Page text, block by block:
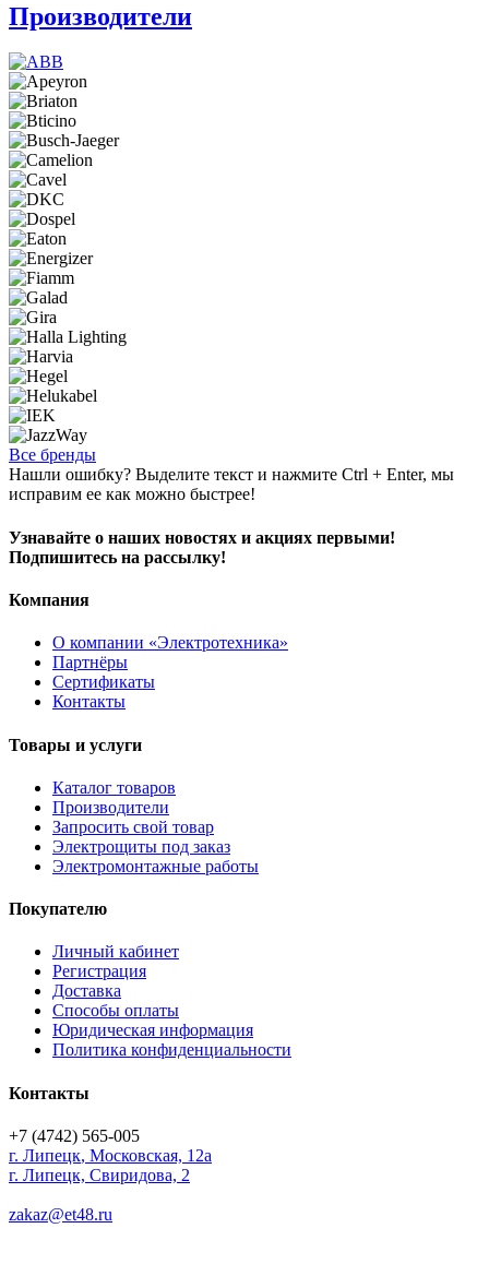
Производители
Все бренды
Нашли ошибку? Выделите текст и нажмите Ctrl + Enter, мы
исправим ее как можно быстрее!
Узнавайте о наших новостях и акциях первыми!
Подпишитесь на рассылку!
Компания
О компании «Электротехника»
Партнёры
Сертификаты
Контакты
Товары и услуги
Каталог товаров
Производители
Запросить свой товар
Электрощиты под заказ
Электромонтажные работы
Покупателю
Личный кабинет
Регистрация
Доставка
Способы оплаты
Юридическая информация
Политика конфиденциальности
Контакты
+7 (4742) 565-005
г. Липецк, Московская, 12а
г. Липецк, Свиридова, 2
zakaz@et48.ru